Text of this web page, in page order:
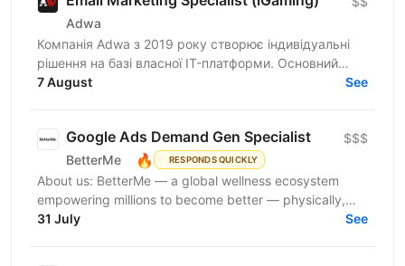
Adwa
Компанія Adwa з 2019 року створює індивідуальні
рішення на базі власної IT-платформи. Основний
принцип компанії — поєднання бачення клієнта з
7 August See
Google Ads Demand Gen Specialist
BetterMe 🔥 RESPONDS QUICKLY
$$$
About us: BetterMe — a global wellness ecosystem
empowering millions to become better — physically,
mentally, and emotionally. We build what makes
31 July See